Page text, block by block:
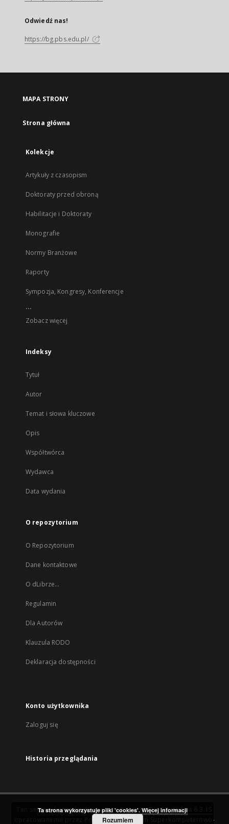
Odwiedź nas!
https://bg.pbs.edu.pl/
MAPA STRONY
Strona główna
Kolekcje
Artykuły z czasopism
Doktoraty przed obroną
Habilitacje i Doktoraty
Monografie
Normy Branżowe
Raporty
Sympozja, Kongresy, Konferencje
...
Zobacz więcej
Indeksy
Tytuł
Autor
Temat i słowa kluczowe
Opis
Współtwórca
Wydawca
Data wydania
O repozytorium
O Repozytorium
Dane kontaktowe
O dLibrze...
Regulamin
Dla Autorów
Klauzula RODO
Deklaracja dostępności
Konto użytkownika
Zaloguj się
Historia przeglądania
Ten serwis działa dzięki oprogramowaniuDInGO dLibra 6.3.15
Poznańskie Centrum Superkomputerowo-
Ta strona wykorzystuje pliki 'cookies'. Więcej informacji
Rozumiem